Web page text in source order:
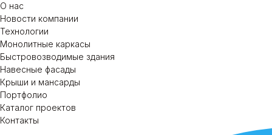
О нас
Новости компании
Технологии
Монолитные каркасы
Быстровозводимые здания
Навесные фасады
Крыши и мансарды
Портфолио
Каталог проектов
Контакты